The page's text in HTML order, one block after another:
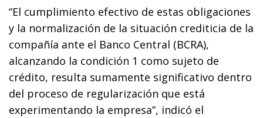
“El cumplimiento efectivo de estas obligaciones
y la normalización de la situación crediticia de la
compañía ante el Banco Central (BCRA),
alcanzando la condición 1 como sujeto de
crédito, resulta sumamente significativo dentro
del proceso de regularización que está
experimentando la empresa”, indicó el